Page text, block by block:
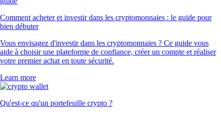
Comment acheter et investir dans les cryptomonnaies : le guide pour
bien débuter
Vous envisagez d'investir dans les cryptomonnaies ? Ce guide vous
aide à choisir une plateforme de confiance, créer un compte et réaliser
votre premier achat en toute sécurité.
Learn more
Qu'est-ce qu'un portefeuille crypto ?